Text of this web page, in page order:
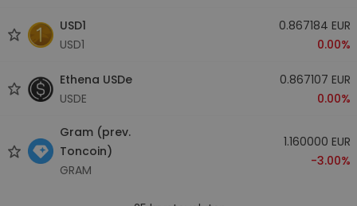
USD1
USD1
0.867184 EUR
0.00%
Ethena USDe
USDE
0.867107 EUR
0.00%
Gram (prev.
Toncoin)
GRAM
1.160000 EUR
-3.00%